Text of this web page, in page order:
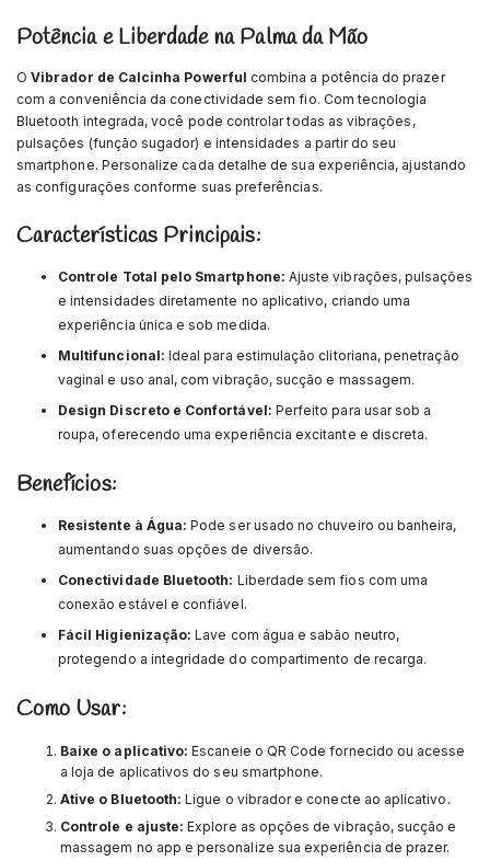
Potência e Liberdade na Palma da Mão
OVibrador de Calcinha Powerful combina a potência do prazer
com a conveniência da conectividade sem fio. Com tecnologia
Bluetooth integrada, você pode controlar todas as vibrações,
pulsações (função sugador) e intensidades a partir do seu
smartphone. Personalize cada detalhe de sua experiência, ajustando
as configurações conforme suas preferências.
Características Principais:
Controle Total pelo Smartphone: Ajuste vibrações, pulsações
e intensidades diretamente no aplicativo, criando uma
experiência única e sob medida.
Multifuncional: Ideal para estimulação clitoriana, penetração
vaginal e uso anal, com vibração, sucção e massagem.
Design Discreto e Confortável: Perfeito para usar sob a
roupa, oferecendo uma experiência excitante e discreta.
Benefícios:
Resistente à Água: Pode ser usado no chuveiro ou banheira,
aumentando suas opções de diversão.
Conectividade Bluetooth: Liberdade sem fios com uma
conexão estável e confiável.
Fácil Higienização: Lave com água e sabão neutro,
protegendo a integridade do compartimento de recarga.
Como Usar:
Baixe o aplicativo: Escaneie o QR Code fornecido ou acesse
a loja de aplicativos do seu smartphone.
Ative o Bluetooth: Ligue o vibrador e conecte ao aplicativo.
Controle e ajuste: Explore as opções de vibração, sucção e
massagem no app e personalize sua experiência de prazer.